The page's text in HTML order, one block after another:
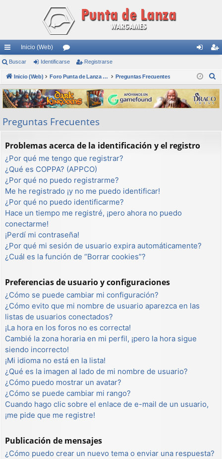
nl
ac
es
rá
pi
Inicio (Web)
or
os nti
fic
ar
ist
ra
rs
Buscar Identificarse Registrarse
Inicio (Web) Foro Punta de Lanza Wargames Preguntas Frecuentes
s
c
r
Preguntas Frecuentes
Problemas acerca de la identificación y el registro
¿Por qué me tengo que registrar?
¿Qué es COPPA? (APPCO)
¿Por qué no puedo registrarme?
Me he registrado ¡y no me puedo identificar!
¿Por qué no puedo identificarme?
Hace un tiempo me registré, ¡pero ahora no puedo
conectarme!
¡Perdí mi contraseña!
¿Por qué mi sesión de usuario expira automáticamente?
¿Cuál es la función de “Borrar cookies”?
Preferencias de usuario y configuraciones
¿Cómo se puede cambiar mi configuración?
¿Cómo evito que mi nombre de usuario aparezca en las
listas de usuarios conectados?
¡La hora en los foros no es correcta!
Cambié la zona horaria en mi perfil, ¡pero la hora sigue
siendo incorrecto!
¡Mi idioma no está en la lista!
¿Qué es la imagen al lado de mi nombre de usuario?
¿Cómo puedo mostrar un avatar?
¿Cómo se puede cambiar mi rango?
Cuando hago clic sobre el enlace de e-mail de un usuario,
¡me pide que me registre!
Publicación de mensajes
¿Cómo puedo crear un nuevo tema o enviar una respuesta?